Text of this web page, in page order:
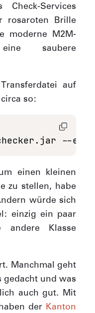
Services
rosaroten Brille
moderne M2M-
saubere
auf
so:
--errXtf
einen kleinen
zu stellen, habe
würde sich
einzig ein paar
Klasse
Manchmal geht
gedacht und was
auch gut. Mit
der Kanton